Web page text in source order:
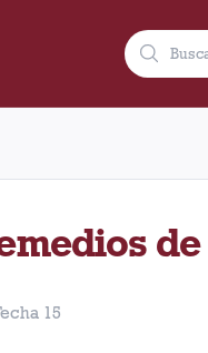
el Sábado, 5 de
15